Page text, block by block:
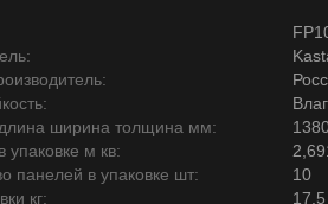
ширина толщина мм:
упаковке м кв:
панелей в упаковке шт:
10
кг:
17,5